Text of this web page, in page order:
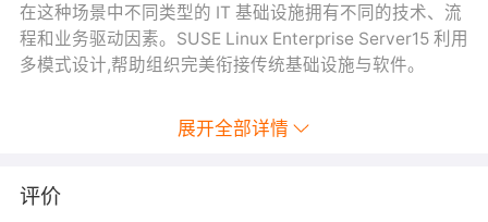
在这种场景中不同类型的 IT 基础设施拥有不同的技术、流
程和业务驱动因素。SUSE Linux Enterprise Server15 利用
多模式设计,帮助组织完美衔接传统基础设施与软件。
展开全部详情
评价